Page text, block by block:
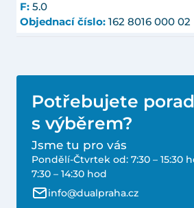
F: 5.0
Objednací číslo: 162 8016 000 02
Potřebujete
s výběrem?
Jsme tu pro vás
Pondělí-Čtvrtek od: 7:30 – 15:30
7:30 – 14:30 hod
info@dualpraha.cz